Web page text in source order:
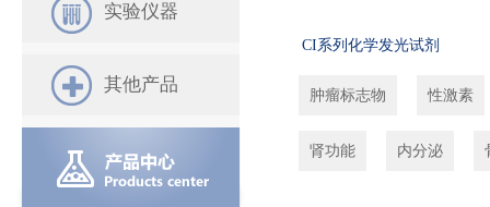
实验仪器
其他产品
CI系列化学发光试剂
肿瘤标志物 性激素
肾功能 内分泌